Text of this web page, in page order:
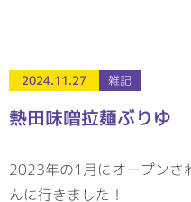
2024.11.27 雑記
熱田味噌拉麺ぶりゆ
2023年の1月にオープンさ
んに行きました！